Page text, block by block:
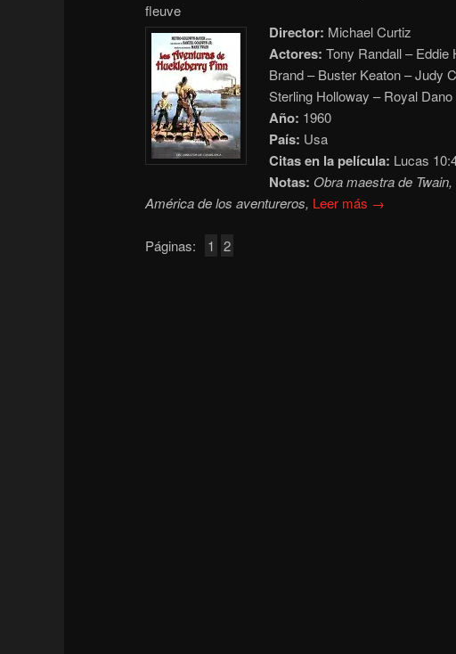
fleuve
Director: Michael Curtiz
Actores: Tony Randall –
Brand – Buster Keaton – Judy
Sterling Holloway – Royal
Año: 1960
País: Usa
Citas en la película: Lucas
Notas: Obra maestra de
América de los aventureros, Leer más →
Páginas: 1 2